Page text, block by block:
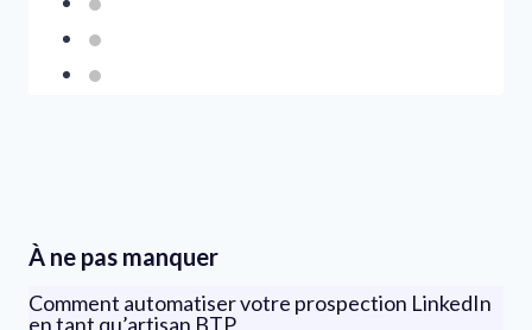
À ne pas manquer
Comment automatiser votre prospection LinkedIn
en tant qu’artisan BTP